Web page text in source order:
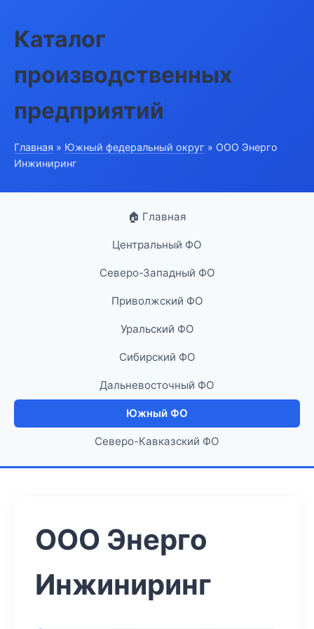
Каталог
производственных
предприятий
Главная » Южный федеральный округ » ООО Энерго
Инжиниринг
🏠 Главная
Центральный ФО
Северо-Западный ФО
Приволжский ФО
Уральский ФО
Сибирский ФО
Дальневосточный ФО
Южный ФО
Северо-Кавказский ФО
ООО Энерго
Инжиниринг